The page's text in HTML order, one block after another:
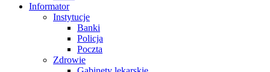
Informator
Instytucje
Banki
Policja
Poczta
Zdrowie